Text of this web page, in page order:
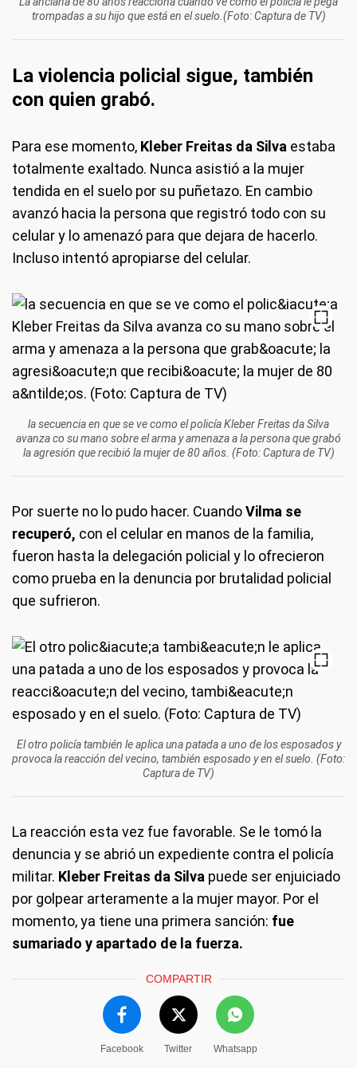
trompadas a su hijo que está en el suelo.(Foto: Captura de TV)
La violencia policial sigue, también
con quien grabó.
Para ese momento, Kleber Freitas da Silva estaba
totalmente exaltado. Nunca asistió a la mujer
tendida en el suelo por su puñetazo. En cambio
avanzó hacia la persona que registró todo con su
celular y lo amenazó para que dejara de hacerlo.
Incluso intentó apropiarse del celular.
la secuencia en que se ve como el policía Kleber Freitas da Silva
avanza co su mano sobre el arma y amenaza a la persona que grabó
la agresión que recibió la mujer de 80 años. (Foto: Captura de TV)
Por suerte no lo pudo hacer. CuandoVilma se
recuperó, con el celular en manos de la familia,
fueron hasta la delegación policial y lo ofrecieron
como prueba en la denuncia por brutalidad policial
que sufrieron.
El otro policía también le aplica una patada a uno de los esposados y
provoca la reacción del vecino, también esposado y en el suelo. (Foto:
Captura de TV)
La reacción esta vez fue favorable. Se le tomó la
denuncia y se abrió un expediente contra el policía
militar. Kleber Freitas da Silva puede ser enjuiciado
por golpear arteramente a la mujer mayor. Por el
momento, ya tiene una primera sanción: fue
sumariado y apartado de la fuerza.
COMPARTIR
Facebook Twitter Whatsapp